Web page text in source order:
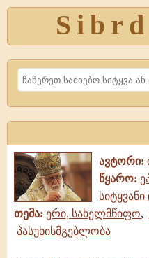
Search
ავტორი:
წყარო:
თემა: ერი, სახელმწიფო,
პასუხისმგებლობა